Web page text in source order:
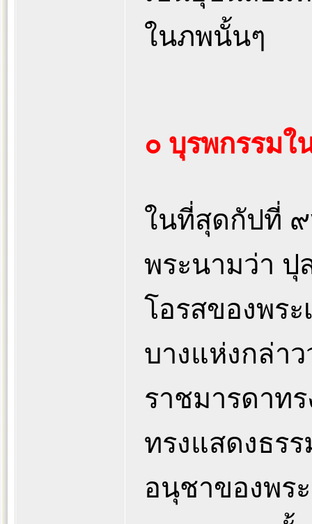
ในภพนั้นๆ
๐ บุรพกรรมใ
ในที่สุดกัปที่
พระนามว่า ปุ
โอรสของพร
บางแห่งกล่า
ราชมารดาท
ทรงแสดงธร
อนุชาของพร